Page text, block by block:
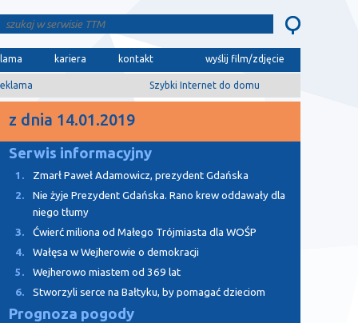
kariera kontakt wyślij film/zdjęcie
Szybki Internet do domu
z dnia 14.01.2019
Serwis informacyjny
1.
Zmarł Paweł Adamowicz, prezydent Gdańska
2.
Nie żyje Prezydent Gdańska. Rano krew oddawały dla
niego tłumy
3.
Ćwierć miliona od Małego Trójmiasta dla WOŚP
4.
Wałęsa w Wejherowie o demokracji
5.
Wejherowo miastem od 369 lat
6.
Stworzyli serce na Bałtyku, by pomagać dzieciom
Prognoza pogody